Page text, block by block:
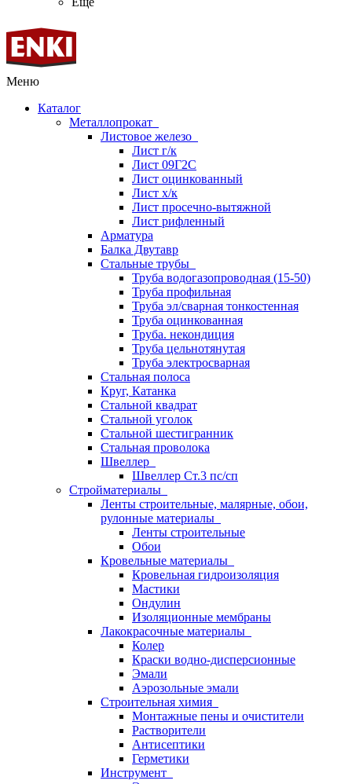
Меню
Каталог
Металлопрокат
Листовое железо
Лист г/к
Лист 09Г2С
Лист оцинкованный
Лист х/к
Лист просечно-вытяжной
Лист рифленный
Арматура
Балка Двутавр
Стальные трубы
Труба водогазопроводная (15-50)
Труба профильная
Труба эл/сварная тонкостенная
Труба оцинкованная
Труба. некондиция
Труба цельнотянутая
Труба электросварная
Стальная полоса
Круг, Катанка
Стальной квадрат
Стальной уголок
Стальной шестигранник
Стальная проволока
Швеллер
Швеллер Ст.3 пс/сп
Стройматериалы
Ленты строительные, малярные, обои,
рулонные материалы
Ленты строительные
Обои
Кровельные материалы
Кровельная гидроизоляция
Мастики
Ондулин
Изоляционные мембраны
Лакокрасочные материалы
Колер
Краски водно-дисперсионные
Эмали
Аэрозольные эмали
Строительная химия
Монтажные пены и очистители
Растворители
Антисептики
Герметики
Инструмент